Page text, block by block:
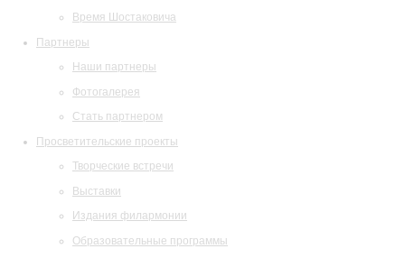
Время Шостаковича
Партнеры
Наши партнеры
Фотогалерея
Стать партнером
Просветительские проекты
Творческие встречи
Выставки
Издания филармонии
Образовательные программы